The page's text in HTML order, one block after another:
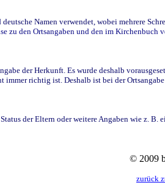
Namen verwendet, wobei mehrere
zu den Ortsangaben und den im Kirchenbuch
der Herkunft. Es wurde deshalb
richtig ist. Deshalb ist bei der
der Eltern oder weitere Angaben wie z. B.
© 2009
zurück